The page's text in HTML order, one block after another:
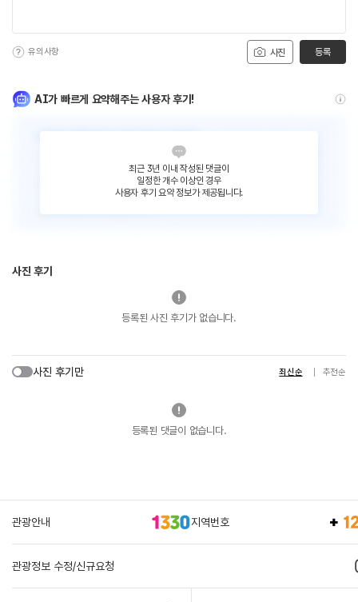
사진
유의사항 등록
AI가 빠르게 요약해주는 사용자 후기!
최근 3년 이내 작성된 댓글이
일정한 개수 이상인 경우
사용자 후기 요약 정보가 제공됩니다.
사진 후기
등록된 사진 후기가 없습니다.
사진 후기만 최신순 추천순
등록된 댓글이 없습니다.
관광안내 지역번호
관광정보 수정/신규요청